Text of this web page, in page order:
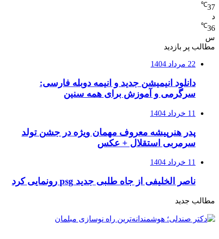
37
℃
د
36
℃
س
مطالب پر بازدید
22 مرداد 1404
دانلود انیمیشن جدید و انیمه دوبله فارسی:
سرگرمی و آموزش برای همه سنین
11 خرداد 1404
پدر هنرپیشه معروف مهمان ویژه در جشن تولد
سرمربی استقلال + عکس
11 خرداد 1404
ناصر الخلیفی از جاه طلبی جدید psg رونمایی کرد
مطالب جدید